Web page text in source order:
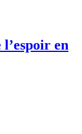
l’espoir en